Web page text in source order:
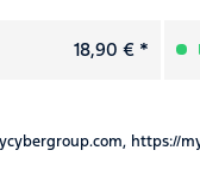
18,90 € *
https://